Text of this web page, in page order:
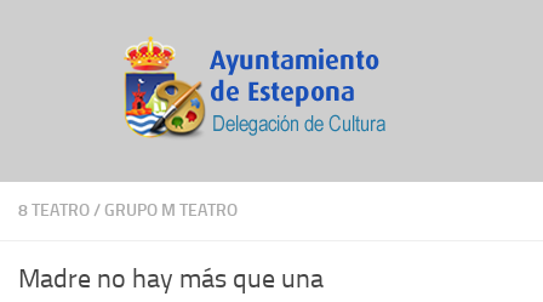
8 TEATRO/ GRUPO M TEATRO
Madre no hay más que una